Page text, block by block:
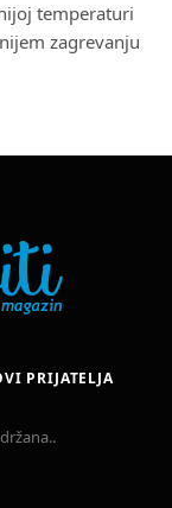
temperaturi
zagrevanju
PRIJATELJA